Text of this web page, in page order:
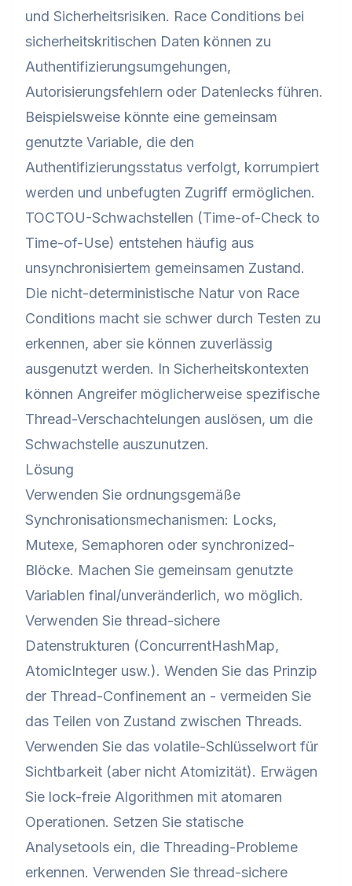
und Sicherheitsrisiken. Race Conditions bei
sicherheitskritischen Daten können zu
Authentifizierungsumgehungen,
Autorisierungsfehlern oder Datenlecks führen.
Beispielsweise könnte eine gemeinsam
genutzte Variable, die den
Authentifizierungsstatus verfolgt, korrumpiert
werden und unbefugten Zugriff ermöglichen.
TOCTOU-Schwachstellen (Time-of-Check to
Time-of-Use) entstehen häufig aus
unsynchronisiertem gemeinsamen Zustand.
Die nicht-deterministische Natur von Race
Conditions macht sie schwer durch Testen zu
erkennen, aber sie können zuverlässig
ausgenutzt werden. In Sicherheitskontexten
können Angreifer möglicherweise spezifische
Thread-Verschachtelungen auslösen, um die
Schwachstelle auszunutzen.
Lösung
Verwenden Sie ordnungsgemäße
Synchronisationsmechanismen: Locks,
Mutexe, Semaphoren oder synchronized-
Blöcke. Machen Sie gemeinsam genutzte
Variablen final/unveränderlich, wo möglich.
Verwenden Sie thread-sichere
Datenstrukturen (ConcurrentHashMap,
AtomicInteger usw.). Wenden Sie das Prinzip
der Thread-Confinement an - vermeiden Sie
das Teilen von Zustand zwischen Threads.
Verwenden Sie das volatile-Schlüsselwort für
Sichtbarkeit (aber nicht Atomizität). Erwägen
Sie lock-freie Algorithmen mit atomaren
Operationen. Setzen Sie statische
Analysetools ein, die Threading-Probleme
erkennen. Verwenden Sie thread-sichere